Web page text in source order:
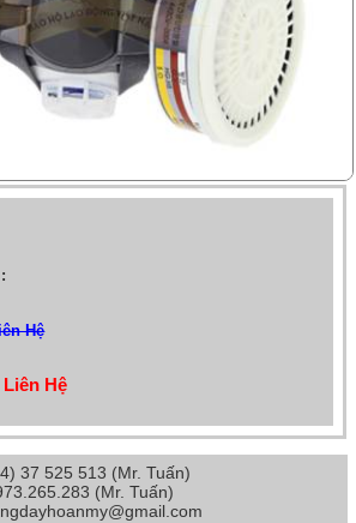
Hệ
Hệ
37 525 513 (Mr. Tuấn)
(Mr. Tuấn)